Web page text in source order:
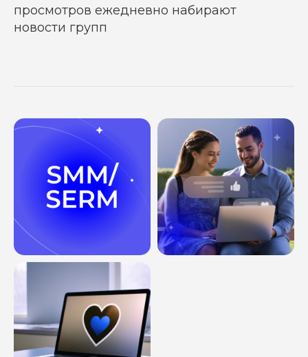
просмотров ежедневно набирают
новости групп
И МЫ РАССЧИТАЕМ ВАШУ
РЕКЛАМНУЮ КАМПАНИЮ
Номер телефона
Комментарий
конфиденциальности